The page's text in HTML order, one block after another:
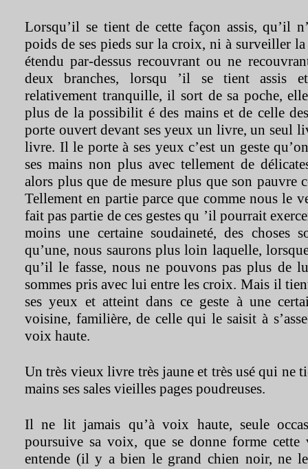
Lorsqu’il se tient de cette façon assis, qu’il
poids de ses pieds sur la croix, ni à surveiller
étendu par-dessus recouvrant ou ne
deux branches, lorsqu ’il se tient assis
relativement tranquille, il sort de sa poche,
plus de la possibilit é des mains et de celle
porte ouvert devant ses yeux un livre, un seul
livre. Il le porte à ses yeux c’est un geste
ses mains non plus avec tellement de
alors plus que de mesure plus que son pauvre
Tellement en partie parce que comme nous le
fait pas partie de ces gestes qu ’il pourrait
moins une certaine soudaineté, des choses
qu’une, nous saurons plus loin laquelle,
qu’il le fasse, nous ne pouvons pas plus de
sommes pris avec lui entre les croix. Mais il
ses yeux et atteint dans ce geste à une
voisine, familière, de celle qui le saisit à
voix haute.
Un très vieux livre très jaune et très usé qui ne
mains ses sales vieilles pages poudreuses.
Il ne lit jamais qu’à voix haute, seule
poursuive sa voix, que se donne forme
entende (il y a bien le grand chien noir, ne